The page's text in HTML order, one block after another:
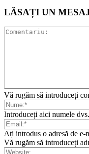
LĂSAȚI UN
Vă rugăm să introduceți
Introduceți aici numele dvs.
Ați introdus o adresă de e-
Vă rugăm să introduceți